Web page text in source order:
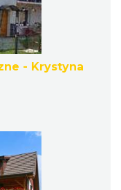
- Krystyna